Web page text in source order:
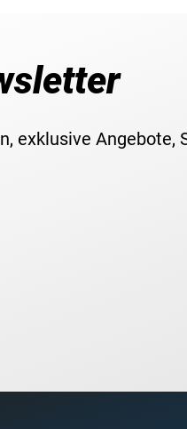
exklusive Angebote,